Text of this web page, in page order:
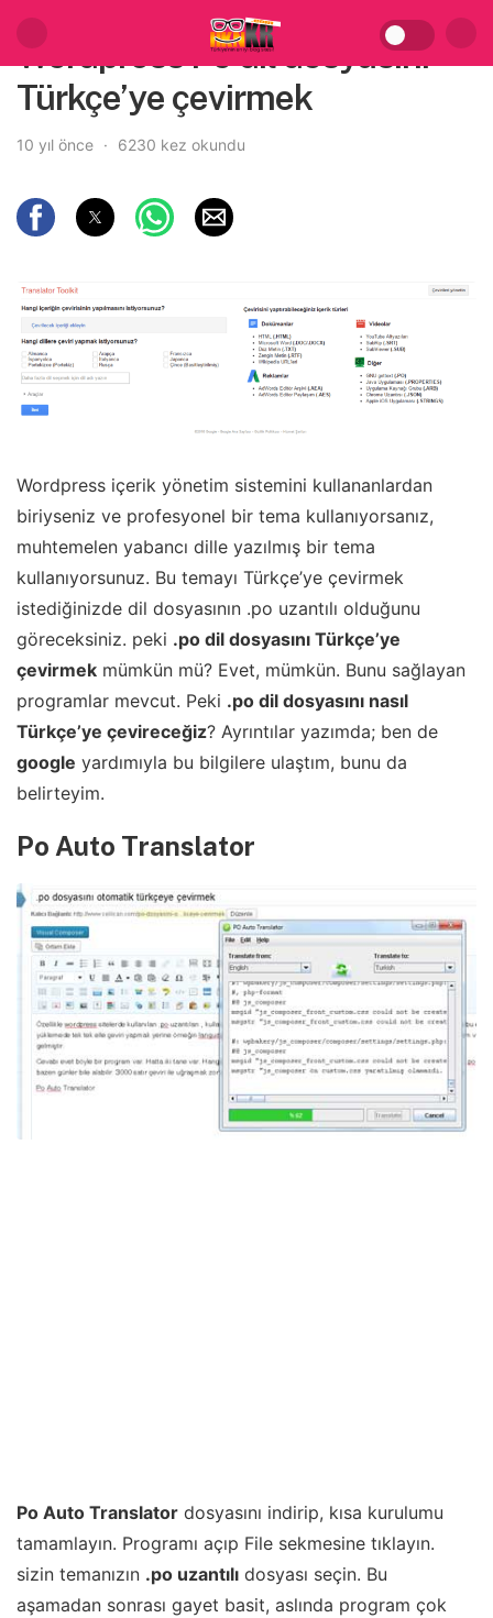
Wordpress Po dil dosyasını
Türkçe’ye çevirmek
10 yıl önce 6230 kez okundu
Wordpress içerik yönetim sistemini kullananlardan
biriyseniz ve profesyonel bir tema kullanıyorsanız,
muhtemelen yabancı dille yazılmış bir tema
kullanıyorsunuz. Bu temayı Türkçe’ye çevirmek
istediğinizde dil dosyasının .po uzantılı olduğunu
göreceksiniz. peki .po dil dosyasını Türkçe’ye
çevirmek mümkün mü? Evet, mümkün. Bunu sağlayan
programlar mevcut. Peki .po dil dosyasını nasıl
Türkçe’ye çevireceğiz? Ayrıntılar yazımda; ben de
google yardımıyla bu bilgilere ulaştım, bunu da
belirteyim.
Po Auto Translator
Po Auto Translator dosyasını indirip, kısa kurulumu
tamamlayın. Programı açıp File sekmesine tıklayın.
sizin temanızın .po uzantılı dosyası seçin. Bu
aşamadan sonrası gayet basit, aslında program çok